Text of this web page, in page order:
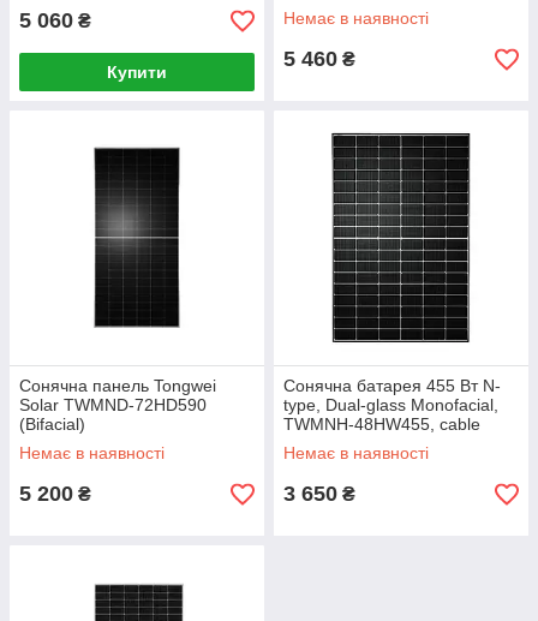
5 060 ₴
Купити
Немає в наявності
5 460 ₴
Сонячна панель Tongwei
Solar TWMND-72HD590
(Bifacial)
Немає в наявності
5 200 ₴
Сонячна батарея 455 Вт N-
type, Dual-glass Monofacial,
TWMNH-48HW455, cable
1200 mm, Tongwei
Немає в наявності
3 650 ₴